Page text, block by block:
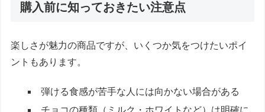
購入前に知っておきたい注意点
楽しさが魅力の商品ですが、いくつか気をつけたいポイ
ントもあります。
弾ける食感が苦手な人には向かない場合がある